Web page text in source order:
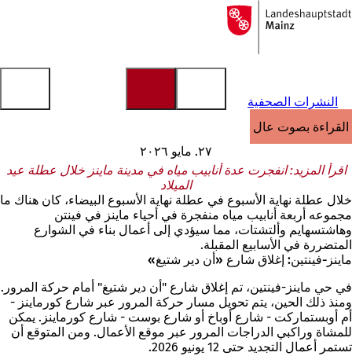
الانتقال إلى المحتوى
إلى
الصفحة
النشرات الصحفية
القراءة بصوت عالٍ
٢٧. مايو ٢٠٢٦
اقرأ المزيد: انفجرت عدة أنابيب مياه في مدينة ماينز خلال عطلة عيد
الميلاد
خلال عطلة نهاية الأسبوع في عطلة نهاية الأسبوع البيضاء، كان هناك ما
مجموعه أربعة أنابيب مياه منفجرة في أحياء ماينز في فينتن
وهاشتسهايم وألتشتات، مما سيؤدي إلى أعمال بناء في الشوارع
المتضررة في الأسابيع المقبلة.
ماينز-فينتين: إغلاق شارع «أن دير شتيغ»
في حي ماينز-فينتين، تم إغلاق شارع "أن دير شتيغ" أمام حركة المرور.
ومنذ ذلك الحين، يتم تحويل مسار حركة المرور عبر شارع كورماينز -
أم أوبستماركت - شارع أوباخ أو شارع بوست - شارع كورماينز. يمكن
للمشاة وراكبي الدراجات المرور عبر موقع الأعمال. ومن المتوقع أن
تستمر أعمال التجديد حتى 12 يونيو 2026.